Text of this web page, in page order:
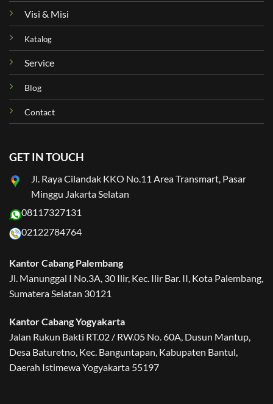
Visi & Misi
Katalog
Service
Blog
Contact
GET IN TOUCH
Jl. Raya Cilandak KKO No.11 Area Transmart, Pasar
Minggu Jakarta Selatan
08117327131
02122784764
Kantor Cabang Palembang
Jl. Manunggal I No.3A, 30 Ilir, Kec. Ilir Bar. II, Kota Palembang,
Sumatera Selatan 30121
Kantor Cabang Yogyakarta
Jalan Rukun Bakti RT.02 / RW.05 No. 60A, Dusun Mantup,
Desa Baturetno, Kec. Banguntapan, Kabupaten Bantul,
Daerah Istimewa Yogyakarta 55197